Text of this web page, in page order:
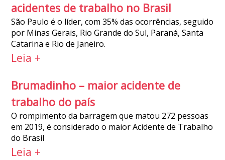
acidentes de trabalho no Brasil
São Paulo é o líder, com 35% das ocorrências, seguido
por Minas Gerais, Rio Grande do Sul, Paraná, Santa
Catarina e Rio de Janeiro.
Leia +
Brumadinho – maior acidente de
trabalho do país
O rompimento da barragem que matou 272 pessoas
em 2019, é considerado o maior Acidente de Trabalho
do Brasil
Leia +